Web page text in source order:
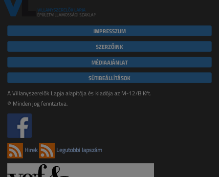
IMPRESSZUM
SZERZŐINK
MÉDIAAJÁNLAT
SÜTIBEÁLLÍTÁSOK
A Villanyszerelők Lapja alapítója és kiadója az M-12/B Kft.
© Minden jog fenntartva.
Hírek Legutóbbi lapszám